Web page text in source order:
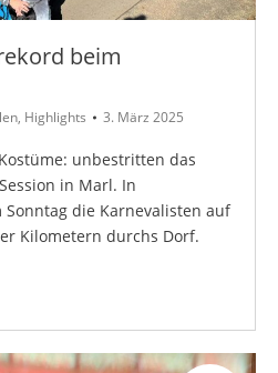
beim
, Highlights 3. März 2025
unbestritten das
in Marl. In
Sonntag die Karnevalisten auf
Kilometern durchs Dorf.